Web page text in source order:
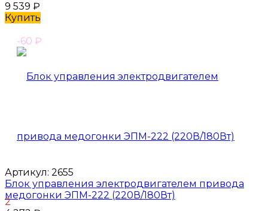
9 539 ₽
Купить
-60 ₽
Артикул: 2655
Блок управления электродвигателем привода
медогонки ЭПМ-222 (220В/180Вт)
2